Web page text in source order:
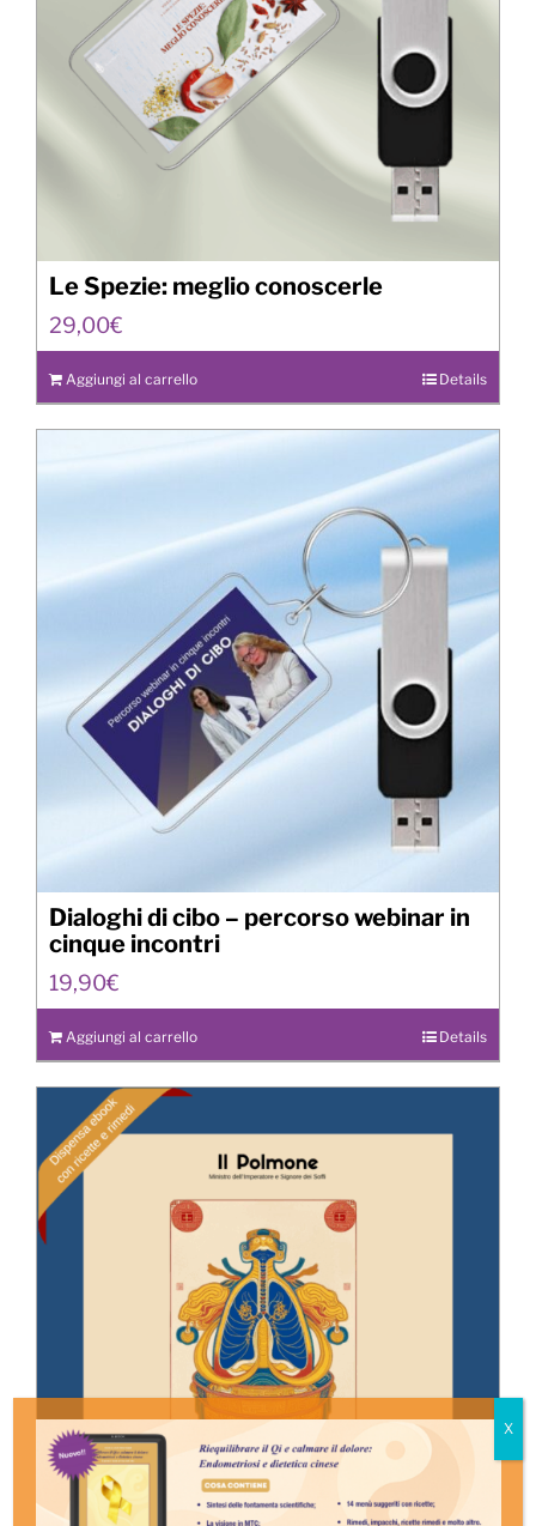
Le Spezie: meglio conoscerle
29,00€
Aggiungi al carrello Details
Dialoghi di cibo – percorso webinar in
cinque incontri
19,90€
Aggiungi al carrello Details